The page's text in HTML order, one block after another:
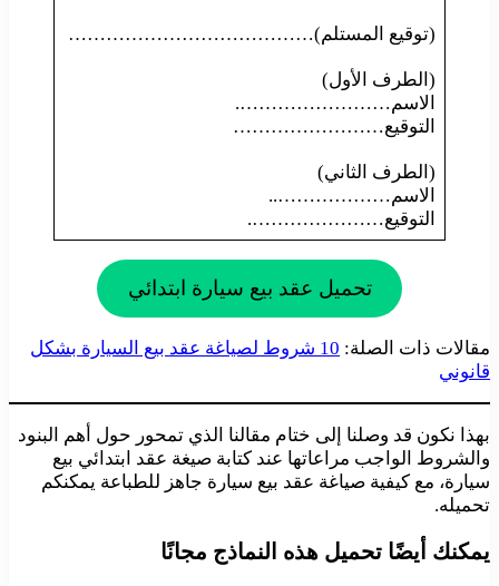
(توقيع المستلم)…………………………………
(الطرف الأول)
الاسم…………………….
التوقيع……………………
(الطرف الثاني)
الاسم………………..
التوقيع………………….
تحميل عقد بيع سيارة ابتدائي
مقالات ذات الصلة:
10 شروط لصياغة عقد بيع السيارة بشكل
قانوني
بهذا نكون قد وصلنا إلى ختام مقالنا الذي تمحور حول أهم البنود
والشروط الواجب مراعاتها عند كتابة صيغة عقد ابتدائي بيع
سيارة، مع كيفية صياغة عقد بيع سيارة جاهز للطباعة يمكنكم
تحميله.
يمكنك أيضًا تحميل هذه النماذج مجانًا